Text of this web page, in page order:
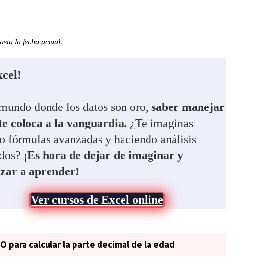
la fecha actual.
donde los datos son oro, saber manejar
coloca a la vanguardia. ¿Te imaginas
fórmulas avanzadas y haciendo análisis
¡Es hora de dejar de imaginar y
a aprender!
Ver cursos de Excel online
para calcular la parte decimal de la edad